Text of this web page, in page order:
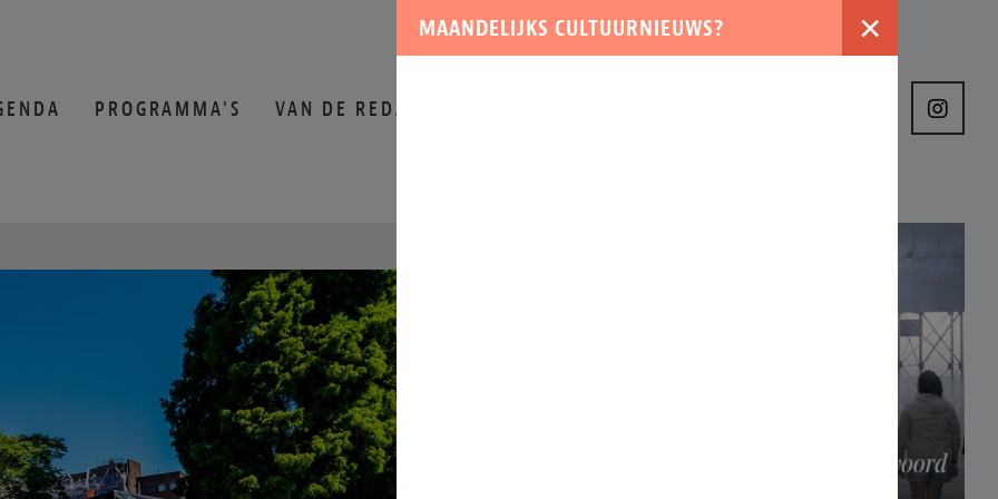
PROGRAMMA'S VAN DE REDACTIE
MAANDELIJKS CULTUURNIEUWS? ×